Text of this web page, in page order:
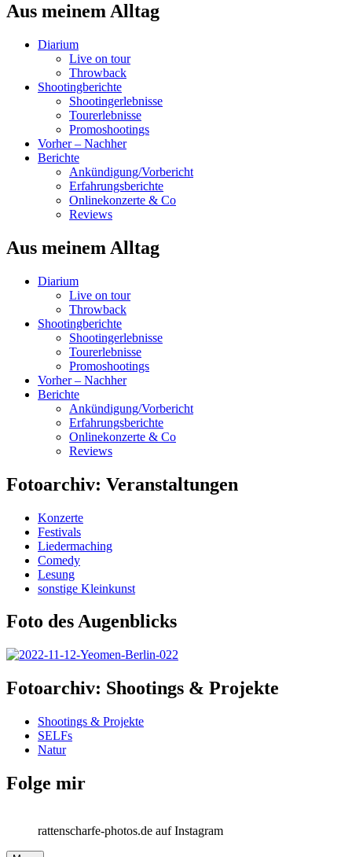
Aus meinem Alltag
Diarium
Live on tour
Throwback
Shootingberichte
Shootingerlebnisse
Tourerlebnisse
Promoshootings
Vorher – Nachher
Berichte
Ankündigung/Vorbericht
Erfahrungsberichte
Onlinekonzerte & Co
Reviews
Aus meinem Alltag
Diarium
Live on tour
Throwback
Shootingberichte
Shootingerlebnisse
Tourerlebnisse
Promoshootings
Vorher – Nachher
Berichte
Ankündigung/Vorbericht
Erfahrungsberichte
Onlinekonzerte & Co
Reviews
Fotoarchiv: Veranstaltungen
Konzerte
Festivals
Liedermaching
Comedy
Lesung
sonstige Kleinkunst
Foto des Augenblicks
Fotoarchiv: Shootings & Projekte
Shootings & Projekte
SELFs
Natur
Folge mir
rattenscharfe-photos.de auf Instagram